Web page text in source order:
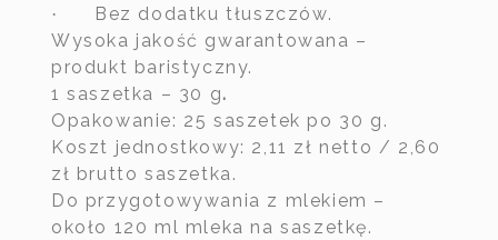
·
Bez dodatku tłuszczów.
Wysoka jakość gwarantowana –
produkt baristyczny.
1 saszetka – 30 g.
Opakowanie: 25 saszetek po 30 g.
Koszt jednostkowy: 2,11 zł netto / 2,60
zł brutto saszetka.
Do przygotowywania z mlekiem –
około 120 ml mleka na saszetkę.
Indeks
Czekolada
do picia
Czekolada